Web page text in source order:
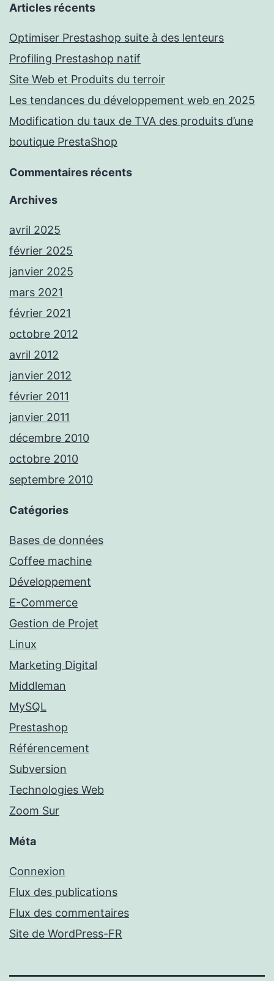
Articles récents
Optimiser Prestashop suite à des lenteurs
Profiling Prestashop natif
Site Web et Produits du terroir
Les tendances du développement web en 2025
Modification du taux de TVA des produits d’une
boutique PrestaShop
Commentaires récents
Archives
avril 2025
février 2025
janvier 2025
mars 2021
février 2021
octobre 2012
avril 2012
janvier 2012
février 2011
janvier 2011
décembre 2010
octobre 2010
septembre 2010
Catégories
Bases de données
Coffee machine
Développement
E-Commerce
Gestion de Projet
Linux
Marketing Digital
Middleman
MySQL
Prestashop
Référencement
Subversion
Technologies Web
Zoom Sur
Méta
Connexion
Flux des publications
Flux des commentaires
Site de WordPress-FR